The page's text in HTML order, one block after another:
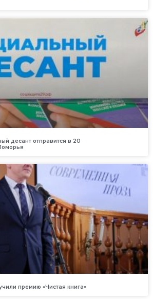
десант отправится в 20
премию «Чистая книга»